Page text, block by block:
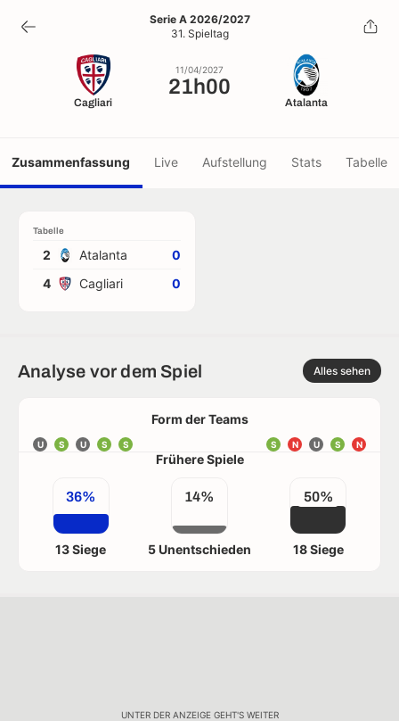
21h00
11/04/2027
Serie A 2026/2027
31. Spieltag
Cagliari
11/04/2027
21h00
Atalanta
Zusammenfassung Live Aufstellung Stats Tabelle
Tabelle
2 Atalanta
0
4
Cagliari 0
Analyse vor dem Spiel Alles sehen
Form der Teams
U S U S S N
S
U
N
S
Frühere Spiele
36%
13 Siege
14%
5 Unentschieden
50%
18 Siege
UNTER DER ANZEIGE GEHT'S WEITER